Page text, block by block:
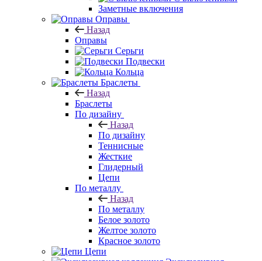
Заметные включения
Оправы
Назад
Оправы
Серьги
Подвески
Кольца
Браслеты
Назад
Браслеты
По дизайну
Назад
По дизайну
Теннисные
Жесткие
Глидерный
Цепи
По металлу
Назад
По металлу
Белое золото
Желтое золото
Красное золото
Цепи